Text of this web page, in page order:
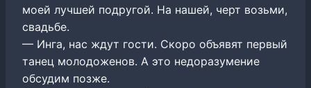
моей лучшей подругой. На нашей, черт возьми,
свадьбе.
— Инга, нас ждут гости. Скоро объявят первый
танец молодоженов. А это недоразумение
обсудим позже.